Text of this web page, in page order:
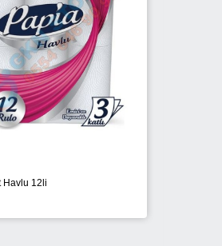
Havlu 12li